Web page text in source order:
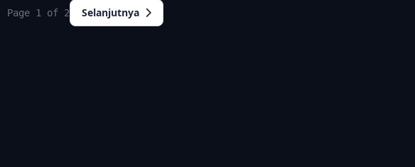
Page 1 of 2 Selanjutnya